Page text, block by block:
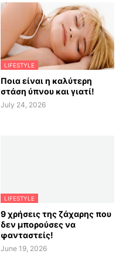
LIFESTYLE
Ποια είναι η καλύτερη
στάση ύπνου και γιατί!
July 24, 2026
LIFESTYLE
9 χρήσεις της ζάχαρης που
δεν μπορούσες να
φανταστείς!
June 19, 2026